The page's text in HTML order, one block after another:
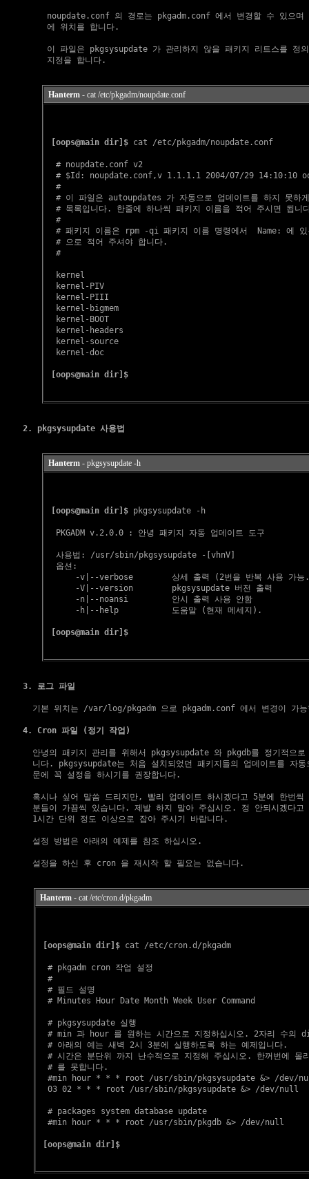
noupdate.conf 의 경로는 pkgadm.conf 에서 변경할 수 있으며
     에 위치를 합니다.
이 파일은 pkgsysupdate 가 관리하지 않을 패키지 리트스를 정
Hanterm- cat /etc/pkgadm/noupdate.conf
[oops@main dir]$ cat /etc/pkgadm/noupdate.conf
  # noupdate.conf v2
# $Id: noupdate.conf,v 1.1.1.1 2004/07/29 14:10:10
  #
# 이 파일은 autoupdates 가 자동으로 업데이트를 하지 못하
# 목록입니다. 한줄에 하나씩 패키지 이름을 적어 주시면 됩니
  #
# 패키지 이름은 rpm -qi 패키지 이름 명령에서  Name: 에 있
  # 으로 적어 주셔야 합니다.
  #
  kernel
  kernel-PIV
  kernel-PIII
  kernel-bigmem
  kernel-BOOT
  kernel-headers
  kernel-source
  kernel-doc
[oops@main dir]$
2. pkgsysupdate 사용법
Hanterm- pkgsysupdate -h
[oops@main dir]$ pkgsysupdate -h
  PKGADM v.2.0.0 : 안녕 패키지 자동 업데이트 도구
  사용법: /usr/sbin/pkgsysupdate -[vhnV]
  옵션:
-v|--verbose        상세 출력 (2번을 반복 사용 가능
      -V|--version        pkgsysupdate 버전 출력
      -n|--noansi         안시 출력 사용 안함
      -h|--help           도움말 (현재 메세지).
[oops@main dir]$
3. 로그 파일
기본 위치는 /var/log/pkgadm 으로 pkgadm.conf 에서 변경이 가능
4. Cron 파일 (정기 작업)
안녕의 패키지 관리를 위해서 pkgsysupdate 와 pkgdb를 정기적으로
니다. pkgsysupdate는 처음 설치되었던 패키지들의 업데이트를 자동
  문에 꼭 설정을 하시기를 권장합니다.
혹시나 싶어 말씀 드리지만, 빨리 업데이트 하시겠다고 5분에 한번씩
분들이 가끔씩 있습니다. 제발 하지 말아 주십시오. 정 안되시겠다고
  1시간 단위 정도 이상으로 잡아 주시기 바랍니다.
  설정 방법은 아래의 예제를 참조 하십시오.
Hanterm- cat /etc/cron.d/pkgadm
[oops@main dir]$ cat /etc/cron.d/pkgadm
  # pkgadm cron 작업 설정
  #
  # 필드 설명
  # Minutes Hour Date Month Week User Command
  # pkgsysupdate 실행
# min 과 hour 를 원하는 시간으로 지정하십시오. 2자리 수의
  # 아래의 예는 새벽 2시 3분에 실행하도록 하는 예제입니다.
# 시간은 분단위 까지 난수적으로 지정해 주십시오. 한꺼번에 몰
  # 를 못합니다.
#min hour * * * root /usr/sbin/pkgsysupdate &> /dev/
  03 02 * * * root /usr/sbin/pkgsysupdate &> /dev/null
  # packages system database update
  #min hour * * * root /usr/sbin/pkgdb &> /dev/null
[oops@main dir]$